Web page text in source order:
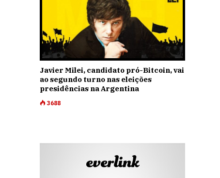
Javier Milei, candidato pró-Bitcoin, vai
ao segundo turno nas eleições
presidências na Argentina
3688